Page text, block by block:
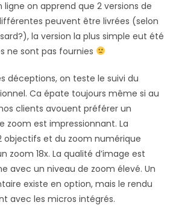
on apprend que 2 versions de
peuvent être livrées (selon
la version la plus simple eut été
ne sont pas fournies
déceptions, on teste le suivi du
Ca épate toujours même si au
clients avouent préférer un
zoom est impressionnant. La
objectifs et du zoom numérique
zoom 18x. La qualité d’image est
avec un niveau de zoom élevé. Un
existe en option, mais le rendu
avec les micros intégrés.